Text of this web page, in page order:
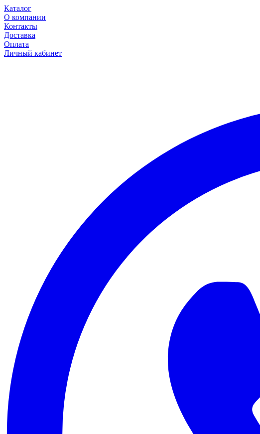
Каталог
О компании
Контакты
Доставка
Оплата
Личный кабинет